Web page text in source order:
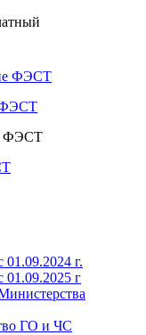
ФЭСТ
ФЭСТ
г.
01.09.2025 г
ГО и ЧС